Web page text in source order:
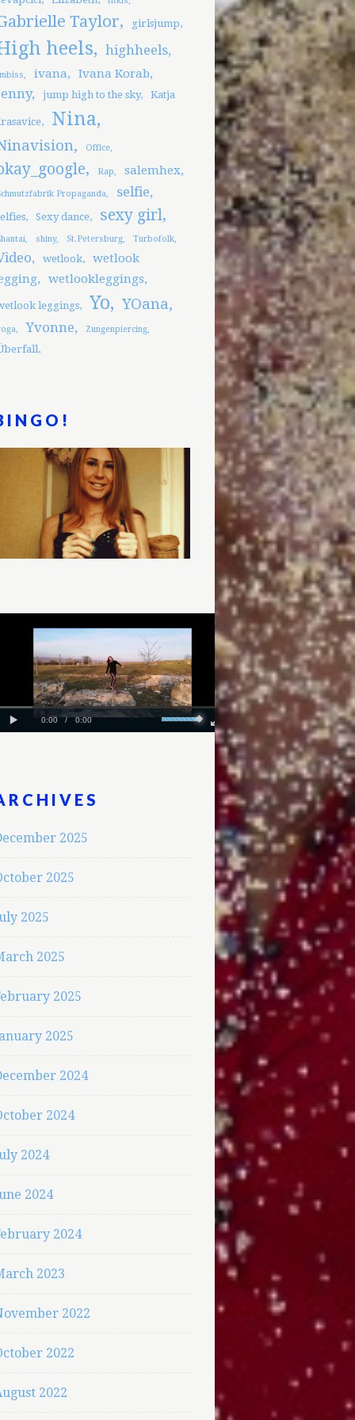
Taylor girlsjump
heels highheels
ivana Ivana Korab
jump high to the sky Katja
Nina
Office
Rap salemhex
Propaganda selfie
Sexy dance sexy girl
shiny St.Petersburg Turbofolk
wetlook
wetlook
wetlookleggings
leggings Yo YOana
Yvonne Zungenpiercing
2025
2025
2025
2025
2025
2025
2024
2024
2024
2024
2024
2023
2022
2022
2022